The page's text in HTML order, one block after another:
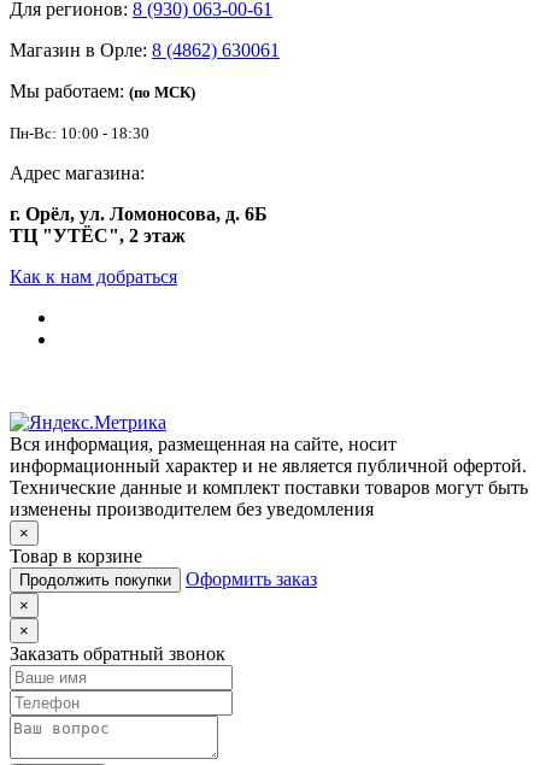
Для регионов: 8 (930) 063-00-61
Магазин в Орле: 8 (4862) 630061
Мы работаем: (по МСК)
Пн-Вс: 10:00 - 18:30
Адрес магазина:
г. Орёл, ул. Ломоносова, д. 6Б
ТЦ "УТЁС", 2 этаж
Как к нам добраться
Вся информация, размещенная на сайте, носит
информационный характер и не является публичной офертой.
Технические данные и комплект поставки товаров могут быть
изменены производителем без уведомления
×
Товар в корзине
Продолжить покупки Оформить заказ
×
×
Заказать обратный звонок